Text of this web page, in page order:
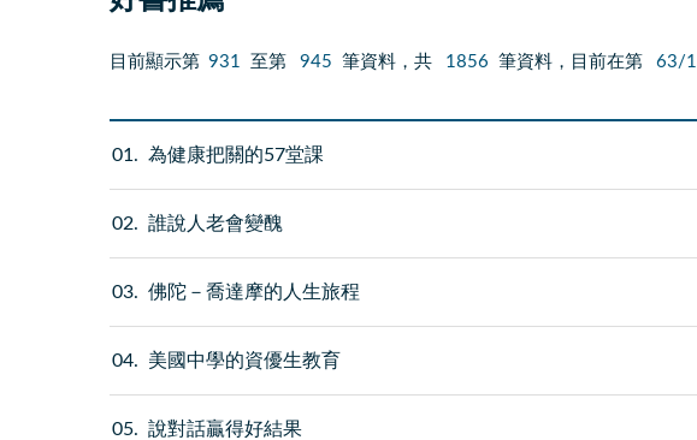
目前顯示第 931 至第 945 筆資料，共 1856 筆資料，目前在第 63/
01 為健康把關的57堂課
02 誰說人老會變醜
03 佛陀－喬達摩的人生旅程
04 美國中學的資優生教育
05 說對話贏得好結果